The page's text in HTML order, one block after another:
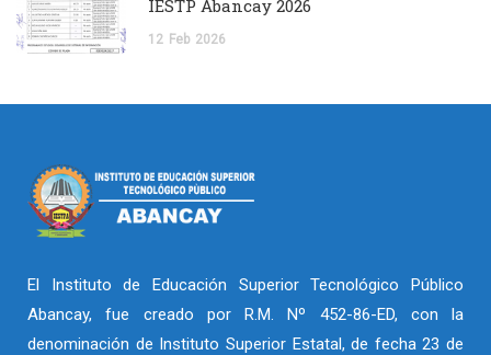
IESTP Abancay 2026
12 Feb 2026
El Instituto de Educación Superior Tecnológico Público
Abancay, fue creado por R.M. Nº 452-86-ED, con la
denominación de Instituto Superior Estatal, de fecha 23 de